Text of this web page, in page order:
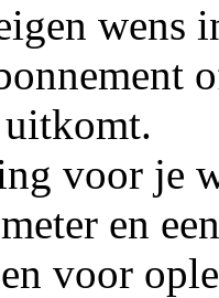
voor je
en
voor